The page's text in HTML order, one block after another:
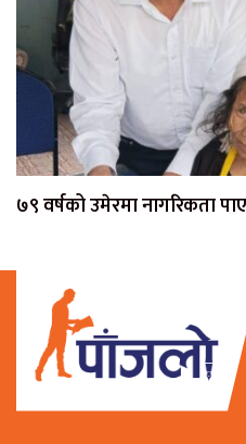
७९ वर्षको उमेरमा नागरिकता